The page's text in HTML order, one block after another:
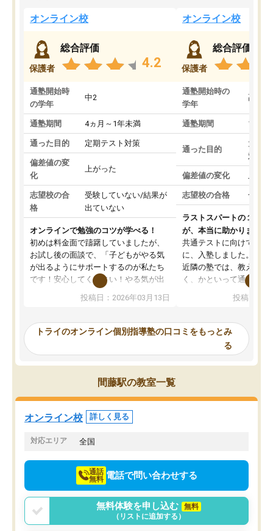
オンライン校
保護者
総合評価
4.2
通塾開始時
の学年
中2
通塾期間 4ヵ月～1年未満
通った目的 定期テスト対策
偏差値の変
化
上がった
志望校の合
格
受験していない/結果が
出ていない
オンラインで勉強のコツが学べる！
初めは料金面で躊躇していましたが、
お試し後の面談で、「子どもがやる気
が出るようにサポートするのが私たち
です！安心してください！やる気が出
ないのは私たち講師の責任です」と言
ってくださり、確かに！と考えて、思
ったんですが、学生の先生から学ぶこ
み、徐々に成績が上がったらいいなと
思っていました。何が今足りないのか
を的確に指導いただき、子どももびっ
くりするほど楽しんでやる気を持って
塾を受けています。狙い通り、少しず
つ成績も上がり、苦手意識も無くなっ
てきたので、さらに苦手な数学も追加
でお願いしました。来年の高校受験に
投稿日：2026年03月13日
オンライン校
保護者
総合評価
通塾開始時の
学年
高3
通塾期間 1～3
通った目的
大学
対策
偏差値の変化
志望校の合格 合格
ラストスパートの１か月
が、本当に助かりました
共通テストに向けての追
に、入塾しました。田舎
近隣の塾では、教えても
く、かといって通うには
可能なので本当に助か
らないところをピンポイ
頂いて、とてもわかり
していました。一生を
スト、多少お金がかかっ
投稿日：
トライのオンライン個別指導塾の口コミをもっとみ
る
間藤駅の教室一覧
オンライン校 詳しく見る
対応エリア 全国
通話
無料 電話で問い合わせする
無料体験を申し込む
無料
（リストに追加する）